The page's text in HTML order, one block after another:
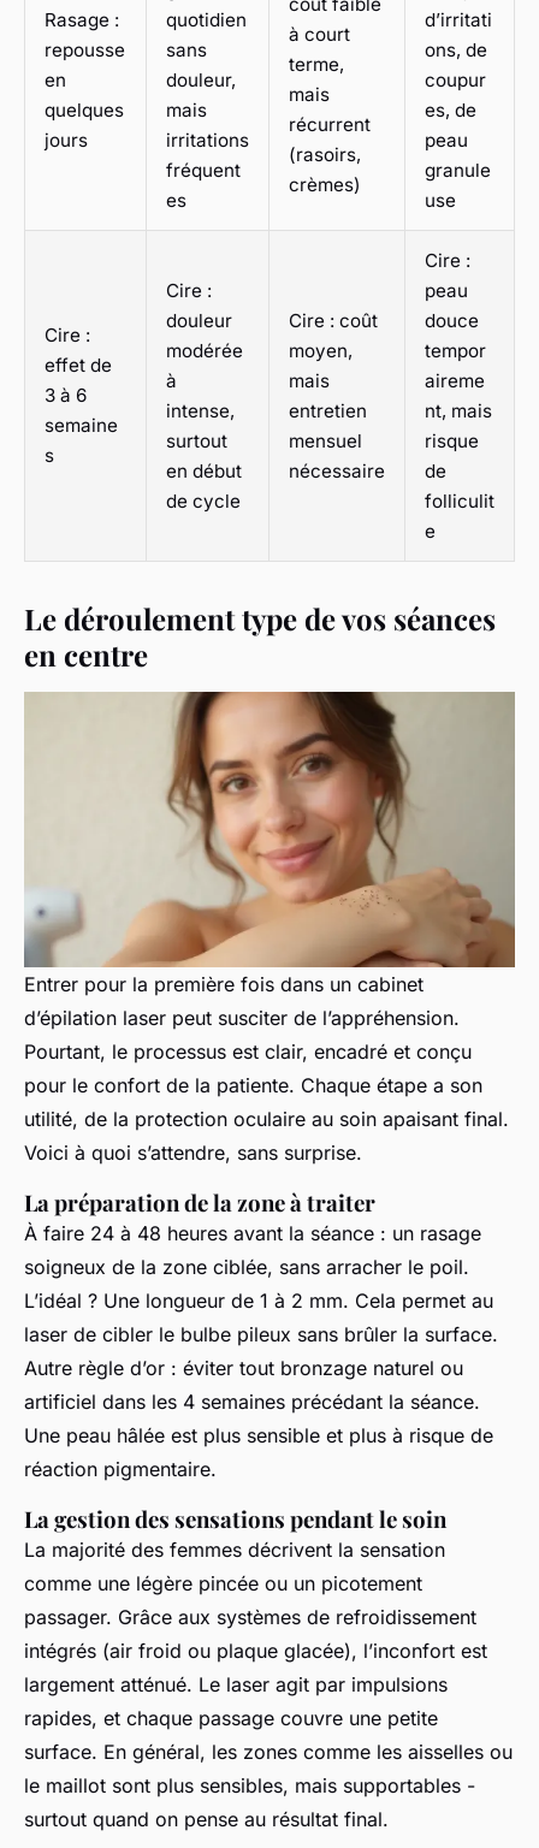
Rasage :
repousse
en
quelques
jours
quotidien
sans
douleur,
mais
irritations
fréquent
es
à court
terme,
mais
récurrent
(rasoirs,
crèmes)
d’irritati
ons, de
coupur
es, de
peau
granule
use
Cire :
effet de
3 à 6
semaine
s
Cire :
douleur
modérée
à
intense,
surtout
en début
de cycle
Cire : coût
moyen,
mais
entretien
mensuel
nécessaire
Cire :
peau
douce
tempor
aireme
nt, mais
risque
de
folliculit
e
Le déroulement type de vos séances
en centre
Entrer pour la première fois dans un cabinet
d’épilation laser peut susciter de l’appréhension.
Pourtant, le processus est clair, encadré et conçu
pour le confort de la patiente. Chaque étape a son
utilité, de la protection oculaire au soin apaisant final.
Voici à quoi s’attendre, sans surprise.
La préparation de la zone à traiter
À faire 24 à 48 heures avant la séance : un rasage
soigneux de la zone ciblée, sans arracher le poil.
L’idéal ? Une longueur de 1 à 2 mm. Cela permet au
laser de cibler le bulbe pileux sans brûler la surface.
Autre règle d’or : éviter tout bronzage naturel ou
artificiel dans les 4 semaines précédant la séance.
Une peau hâlée est plus sensible et plus à risque de
réaction pigmentaire.
La gestion des sensations pendant le soin
La majorité des femmes décrivent la sensation
comme une légère pincée ou un picotement
passager. Grâce aux systèmes de refroidissement
intégrés (air froid ou plaque glacée), l’inconfort est
largement atténué. Le laser agit par impulsions
rapides, et chaque passage couvre une petite
surface. En général, les zones comme les aisselles ou
le maillot sont plus sensibles, mais supportables -
surtout quand on pense au résultat final.